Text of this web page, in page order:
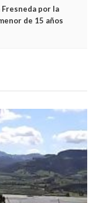
por la
de 15 años